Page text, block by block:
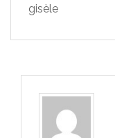
gisèle